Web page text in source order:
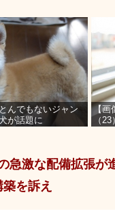
んでもないジャン
が話題に
【画
（
急激な配備拡張が
を訴え